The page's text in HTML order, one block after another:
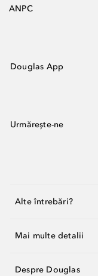
ANPC
Douglas App
Urmărește-ne
Alte întrebări?
Mai multe detalii
Despre Douglas